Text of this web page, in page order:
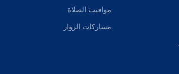
مواقيت الصلاة
مشاركات الزوار